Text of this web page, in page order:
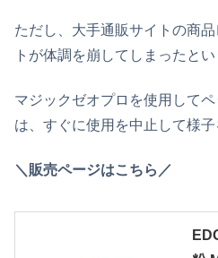
ただし、大手通販サイトの商
トが体調を崩してしまったと
マジックゼオプロを使用して
は、すぐに使用を中止して様子
＼販売ページはこちら／